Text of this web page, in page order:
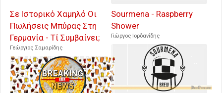
Σε Ιστορικό Χαμηλό Οι
Πωλήσεις Μπύρας Στη
Γερμανία - Τί Συμβαίνει;
Γεώργιος Σαμαρίδης
Sourmena - Raspberry
Shower
Γιώργος Ιορδανίδης